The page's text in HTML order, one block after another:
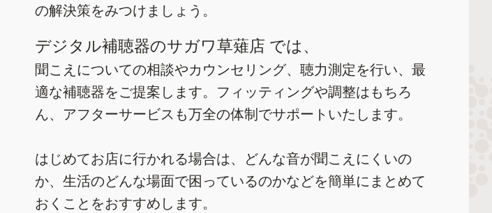
の解決策をみつけましょう。
デジタル補聴器のサガワ草薙店 では、
聞こえについての相談やカウンセリング、聴力測定を行い、最
適な補聴器をご提案します。フィッティングや調整はもちろ
ん、アフターサービスも万全の体制でサポートいたします。
はじめてお店に行かれる場合は、どんな音が聞こえにくいの
か、生活のどんな場面で困っているのかなどを簡単にまとめて
おくことをおすすめします。